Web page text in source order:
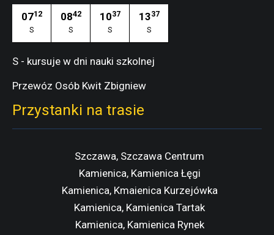
0712
S
0842
S
1037
S
1337
S
S - kursuje w dni nauki szkolnej
Przewóz Osób Kwit Zbigniew
Przystanki na trasie
Szczawa, Szczawa Centrum
Kamienica, Kamienica Łęgi
Kamienica, Kmaienica Kurzejówka
Kamienica, Kamienica Tartak
Kamienica, Kamienica Rynek